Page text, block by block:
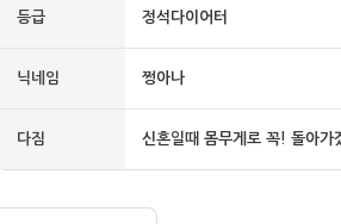
등급 정석다이어터
닉네임 쩡아나
다짐 신혼일때 몸무게로 꼭! 돌아가